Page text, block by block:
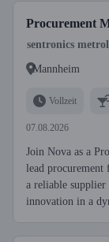
Procurement
sentronics
Mannheim
Vollzeit
07.08.2026
Join Nova as a
lead
a reliable
innovation in a